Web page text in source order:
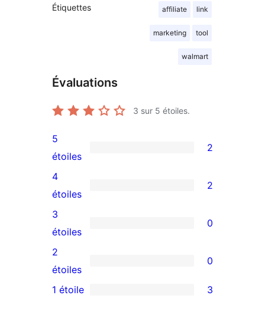
Étiquettes affiliate link
marketing tool
walmart
Évaluations
3 sur 5 étoiles.
2
avis
à
5
étoiles
5
étoiles
2
2
avis
à
4
étoiles
4
étoiles
2
0
avis
à
3
3
étoiles
0
0
avis
2
étoiles
0
1 étoile 3